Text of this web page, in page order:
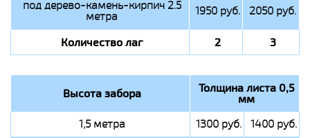
под дерево-камень-кирпич 2.5
метра 1950 руб. 2050 руб.
Количество лаг 2 3
Высота забора Толщина листа 0,5
мм
1,5 метра 1300 руб.
1400 руб.